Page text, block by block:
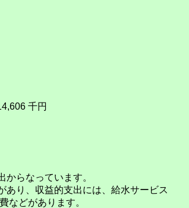
千円
らなっています。
り、収益的支出には、給水サービス
などがあります。